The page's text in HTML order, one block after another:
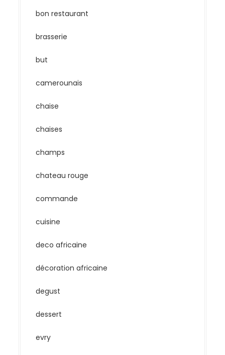
bon restaurant
brasserie
but
camerounais
chaise
chaises
champs
chateau rouge
commande
cuisine
deco africaine
décoration africaine
degust
dessert
evry